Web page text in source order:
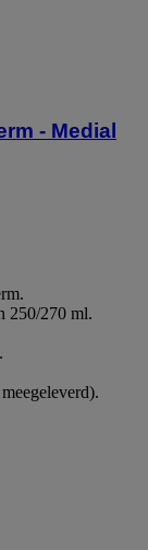
- Medial
250/270 ml.